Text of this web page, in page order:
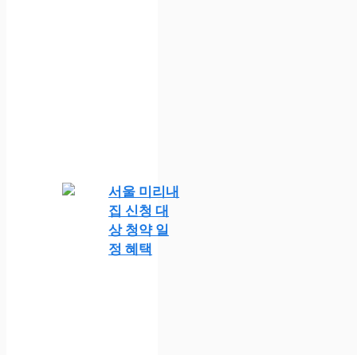
서울 미리내
집 신청 대
상 청약 일
정 혜택